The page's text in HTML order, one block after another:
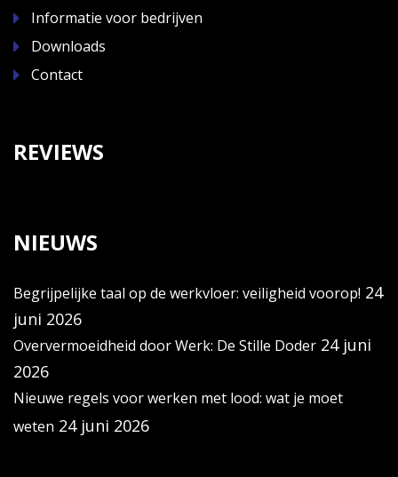
Informatie voor bedrijven
Downloads
Contact
REVIEWS
NIEUWS
Begrijpelijke taal op de werkvloer: veiligheid voorop! 24
juni 2026
Oververmoeidheid door Werk: De Stille Doder 24 juni
2026
Nieuwe regels voor werken met lood: wat je moet
weten 24 juni 2026